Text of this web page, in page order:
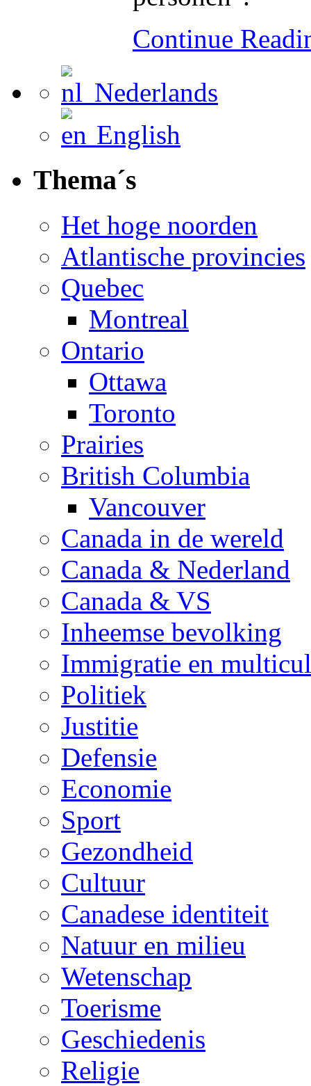
Continue
Nederlands
English
Thema´s
Het hoge noorden
Atlantische provincies
Quebec
Montreal
Ontario
Ottawa
Toronto
Prairies
British Columbia
Vancouver
Canada in de wereld
Canada & Nederland
Canada & VS
Inheemse bevolking
Immigratie en
Politiek
Justitie
Defensie
Economie
Sport
Gezondheid
Cultuur
Canadese identiteit
Natuur en milieu
Wetenschap
Toerisme
Geschiedenis
Religie